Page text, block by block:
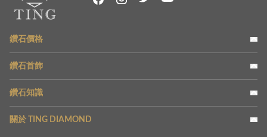
鑽石價格
鑽石首飾
鑽石知識
關於 TING DIAMOND